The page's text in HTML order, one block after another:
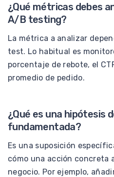
¿Qué métricas debes
A/B testing?
La métrica a analizar
test. Lo habitual es
porcentaje de rebote, el
promedio de pedido.
¿Qué es una hipótesis
fundamentada?
Es una suposición
cómo una acción concreta
negocio. Por ejemplo,